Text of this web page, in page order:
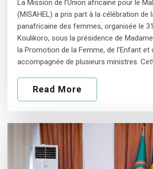
‎La Mission de l’Union africaine pour le
(MISAHEL) a pris part à la célébration de
panafricaine des femmes, organisée le
Koulikoro, sous la présidence de
la Promotion de la Femme, de l’Enfant et
accompagnée de plusieurs ministres.
Read More